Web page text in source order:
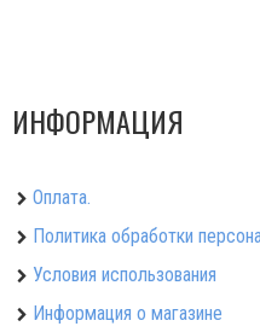
ИНФОРМАЦИЯ
Оплата.
Политика обработки
Условия использования
Информация о магазине